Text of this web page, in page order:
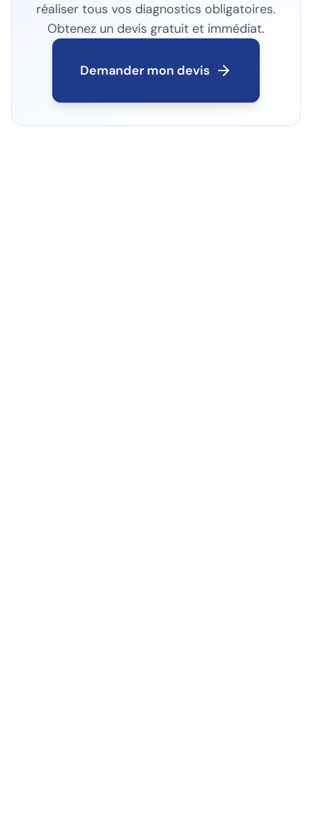
réaliser tous vos diagnostics obligatoires.
Obtenez un devis gratuit et immédiat.
Demander mon devis